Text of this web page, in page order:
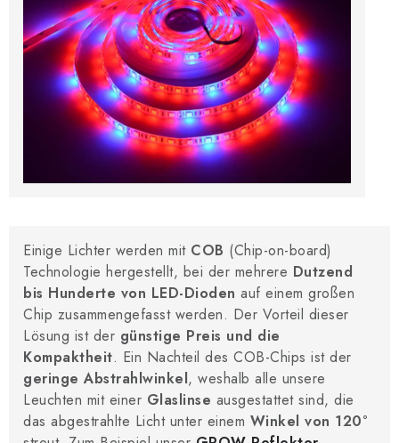
Einige Lichter werden mit COB (Chip-on-board)
Technologie hergestellt, bei der mehrere Dutzend
bis Hunderte von LED-Dioden auf einem großen
Chip zusammengefasst werden. Der Vorteil dieser
Lösung ist der günstige Preis und die
Kompaktheit. Ein Nachteil des COB-Chips ist der
geringe Abstrahlwinkel, weshalb alle unsere
Leuchten mit einer Glaslinse ausgestattet sind, die
das abgestrahlte Licht unter einem Winkel von 120°